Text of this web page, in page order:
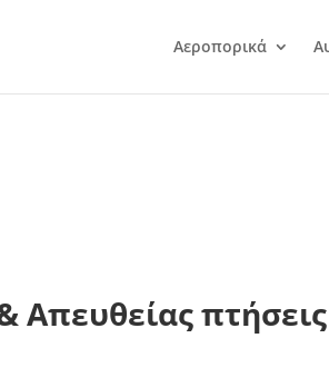
Αεροπορικά
Απευθείας